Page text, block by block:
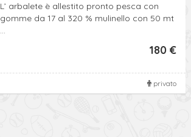
L’ arbalete è allestito pronto pesca con
gomme da 17 al 320 % mulinello con 50 mt
...
180 €
privato